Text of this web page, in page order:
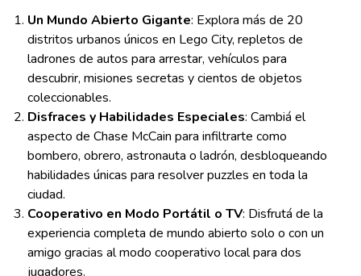
Un Mundo Abierto Gigante: Explora más de 20
distritos urbanos únicos en Lego City, repletos de
ladrones de autos para arrestar, vehículos para
descubrir, misiones secretas y cientos de objetos
coleccionables.
Disfraces y Habilidades Especiales: Cambiá el
aspecto de Chase McCain para infiltrarte como
bombero, obrero, astronauta o ladrón, desbloqueando
habilidades únicas para resolver puzzles en toda la
ciudad.
Cooperativo en Modo Portátil o TV: Disfrutá de la
experiencia completa de mundo abierto solo o con un
amigo gracias al modo cooperativo local para dos
jugadores.